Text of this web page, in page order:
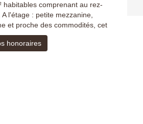
habitables comprenant au rez-
l'étage : petite mezzanine,
et proche des commodités, cet
honoraires